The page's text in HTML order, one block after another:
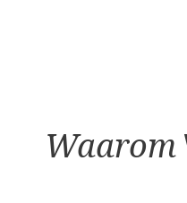
Waarom